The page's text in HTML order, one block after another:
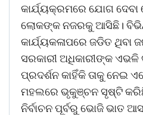
କାର୍ଯ୍ୟକ୍ରମରେ ଯୋଗ ଦେବା
ଲୋକଙ୍କ ନଜରକୁ ଆସିଛି।
କାର୍ଯ୍ୟକଳାପରେ ଜଡିତ
ସରକାରୀ ଅଧିକାରୀଙ୍କ
ପ୍ରଦର୍ଶନ କାହିଁକି ତାକୁ ନେଇ
ମହଲରେ ଭୃକୁଞ୍ଚନ ସୃଷ୍ଟି
ନିର୍ବାଚନ ପୂର୍ବରୁ ଭୋଜି ଭାତ